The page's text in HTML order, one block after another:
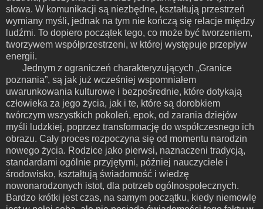
słowa. W komunikacji są niezbędne, kształtują przestrzeń
wymiany myśli, jednak na tym nie kończą się relacje między
ludźmi. To dopiero początek tego, co może być tworzeniem,
tworzywem współprzestrzeni, w której występuje przepływ
energii.
Jednym z ograniczeń charakteryzujących „Granice
poznania”, są jak już wcześniej wspomniałem
uwarunkowania kulturowe i bezpośrednie, które dotykają
człowieka za jego życia, jak i te, które są dorobkiem
twórczym wszystkich pokoleń, epok, od zarania dziejów
myśli ludzkiej, poprzez transformację do współczesnego ich
obrazu. Cały proces rozpoczyna się od momentu narodzin
nowego życia. Rodzice jako pierwsi, naznaczeni tradycją,
standardami ogólnie przyjętymi, później nauczyciele i
środowisko, kształtują świadomość i wiedzę
nowonarodzonych istot, dla potrzeb ogólnospołecznych.
Bardzo krótki jest czas, na samym początku, kiedy niemowlę